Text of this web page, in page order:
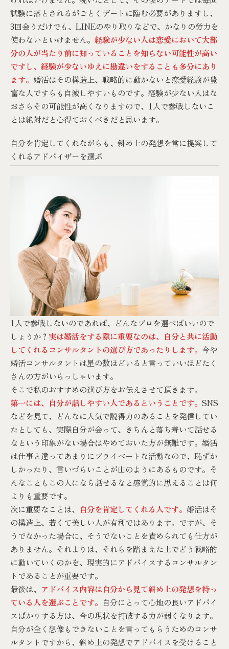
試験に落とされるがごとくデートに臨む必要がありますし、
3回会うだけでも、LINEのやり取りなどで、かなりの労力を
使わないといけません。 経験が少ない人は恋愛において大部
分の人が当たり前に知っていることを知らない可能性が高い
ですし、経験が少ないゆえに勘違いをすることも多分にあり
ます。 婚活はその構造上、戦略的に動かないと恋愛経験が豊
富な人ですらも自滅しやすいものです。経験が少ない人はな
おさらその可能性が高くなりますので、1人で参戦しないこ
とは絶対だと心得ておくべきだと思います。
自分を肯定してくれながらも、斜め上の発想を常に提案して
くれるアドバイザーを選ぶ
1人で参戦しないのであれば、どんなプロを選べばいいので
しょうか？ 実は婚活をする際に重要なのは、自分と共に活動
してくれるコンサルタントの選び方であったりします。 今や
婚活コンサルタントは星の数ほどいると言っていいほどたく
さんの方がいらっしゃいます。
そこで私のおすすめの選び方をお伝えさせて頂きます。
第一には、自分が話しやすい人であるということです。 SNS
などを見て、どんなに人気で説得力のあることを発信してい
たとしても、実際自分が会って、きちんと落ち着いて話せる
なという印象がない場合はやめておいた方が無難です。婚活
は仕事と違ってあまりにプライベートな活動なので、恥ずか
しかったり、言いづらいことが山のようにあるものです。そ
んなこともこの人になら話せるなと感覚的に思えることは何
よりも重要です。
次に重要なことは、 自分を肯定してくれる人です。 婚活はそ
の構造上、若くて美しい人が有利ではあります。ですが、そ
うでなかった場合に、そうでないことを責められても仕方が
ありません。それよりは、それらを踏まえた上でどう戦略的
に動いていくのかを、現実的にアドバイスするコンサルタン
トであることが重要です。
最後は、 アドバイス内容は自分から見て斜め上の発想を持っ
ている人を選ぶことです。 自分にとって心地の良いアドバイ
スばかりする方は、今の現状を打破する力が弱くなります。
自分が全く想像もできないことを言ってもらうためのコンサ
ルタントですから、斜め上の発想でアドバイスを受けること